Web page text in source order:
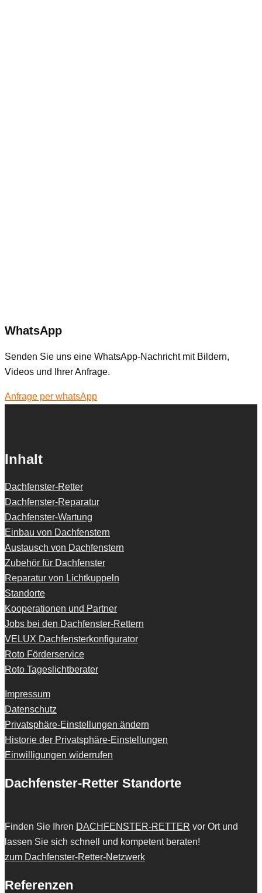
WhatsApp
Senden Sie uns eine WhatsApp-Nachricht mit Bildern,
Videos und Ihrer Anfrage.
Anfrage per whatsApp
Inhalt
Dachfenster-Retter
Dachfenster-Reparatur
Dachfenster-Wartung
Einbau von Dachfenstern
Austausch von Dachfenstern
Zubehör für Dachfenster
Reparatur von Lichtkuppeln
Standorte
Kooperationen und Partner
Jobs bei den Dachfenster-Rettern
VELUX Dachfensterkonfigurator
Roto Förderservice
Roto Tageslichtberater
Impressum
Datenschutz
Privatsphäre-Einstellungen ändern
Historie der Privatsphäre-Einstellungen
Einwilligungen widerrufen
Dachfenster-Retter Standorte
Finden Sie Ihren DACHFENSTER-RETTER vor Ort und
lassen Sie sich schnell und kompetent beraten!
zum Dachfenster-Retter-Netzwerk
Referenzen